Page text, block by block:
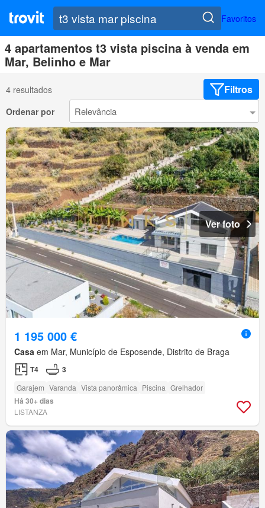
Favoritos
4 apartamentos t3 vista piscina à venda em
Mar, Belinho e Mar
4 resultados Filtros
Ordenar por
Ver foto
1 195 000 €
Casa em Mar, Município de Esposende, Distrito de Braga
T4 3
Garajem Varanda Vista panorâmica Piscina Grelhador
Há 30+ dias
LISTANZA